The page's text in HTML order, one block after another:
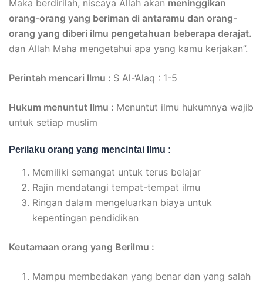
Maka berdirilah, niscaya Allah akan meninggikan
orang-orang yang beriman di antaramu dan orang-
orang yang diberi ilmu pengetahuan beberapa derajat.
dan Allah Maha mengetahui apa yang kamu kerjakan”.
Perintah mencari Ilmu : S Al-‘Alaq : 1-5
Hukum menuntut Ilmu : Menuntut ilmu hukumnya wajib
untuk setiap muslim
Perilaku orang yang mencintai Ilmu :
Memiliki semangat untuk terus belajar
Rajin mendatangi tempat-tempat ilmu
Ringan dalam mengeluarkan biaya untuk
kepentingan pendidikan
Keutamaan orang yang Berilmu :
Mampu membedakan yang benar dan yang salah